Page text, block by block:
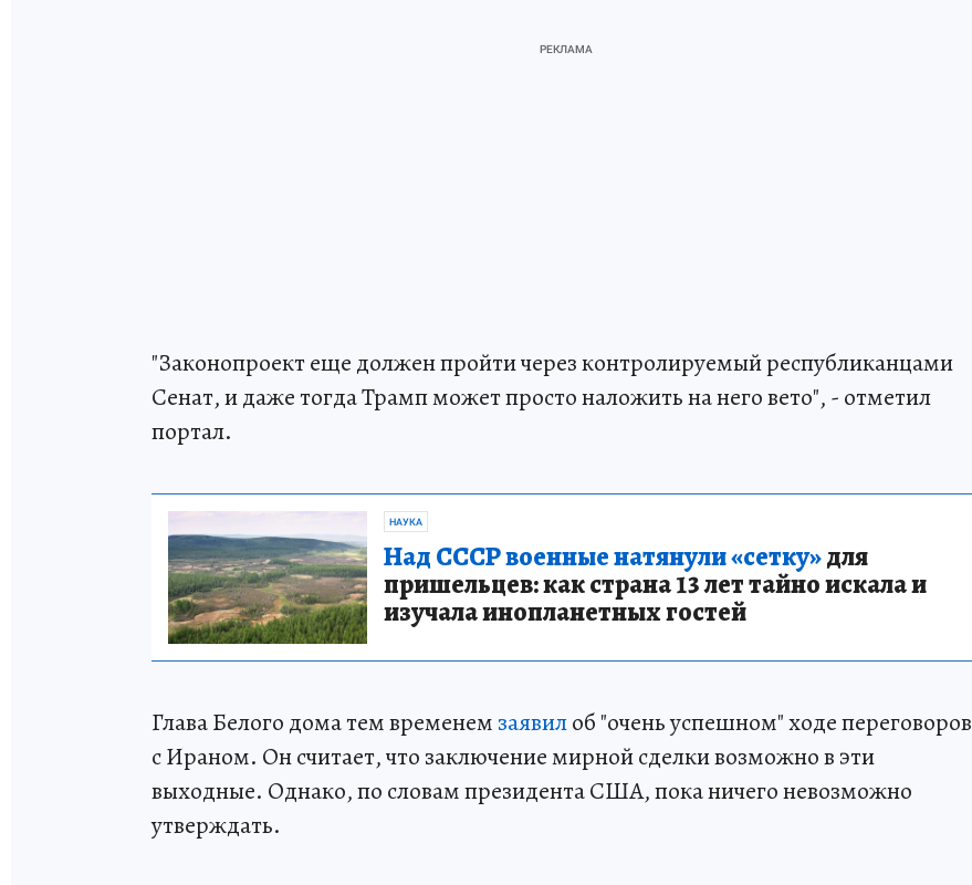
"Законопроект еще должен пройти через контролируемый республиканцами
Сенат, и даже тогда Трамп может просто наложить на него вето", - отметил
портал.
НАУКА
Над СССР военные натянули «сетку»для
пришельцев: как страна 13 лет тайно искала и
изучала инопланетных гостей
Глава Белого дома тем временем заявилоб "очень успешном" ходе переговоров
с Ираном. Он считает, что заключение мирной сделки возможно в эти
выходные. Однако, по словам президента США, пока ничего невозможно
утверждать.